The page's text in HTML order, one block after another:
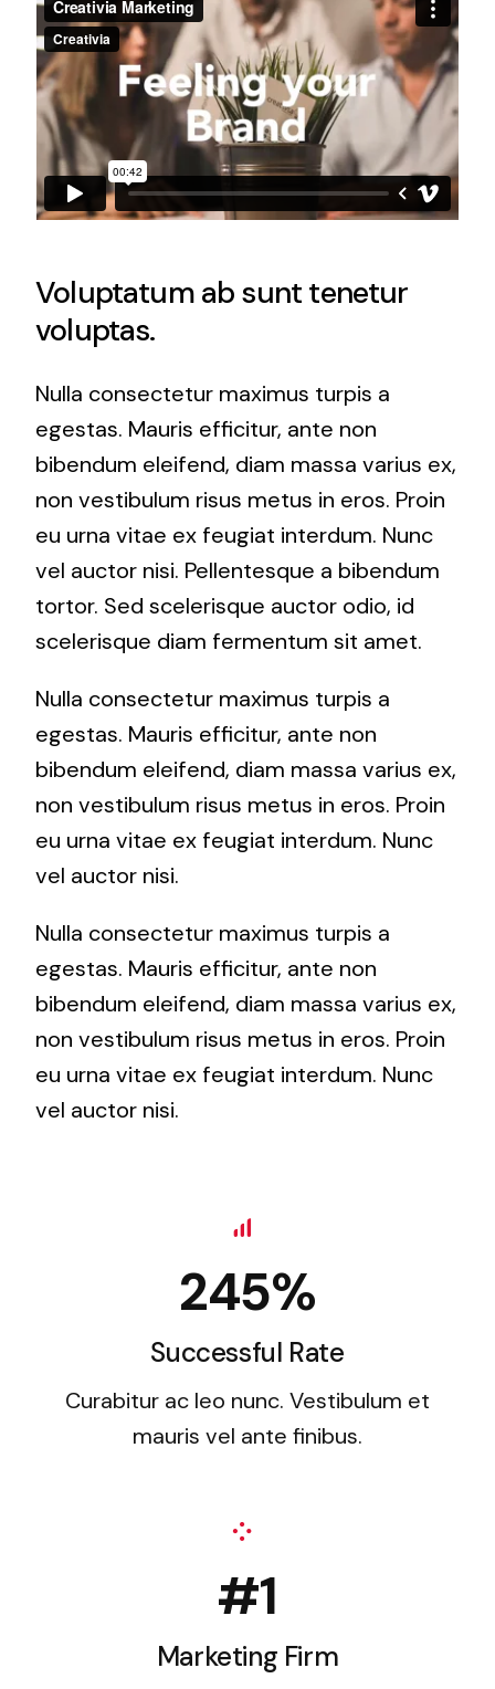
Voluptatum ab sunt tenetur
voluptas.
Nulla consectetur maximus turpis a
egestas. Mauris efficitur, ante non
bibendum eleifend, diam massa varius ex,
non vestibulum risus metus in eros. Proin
eu urna vitae ex feugiat interdum. Nunc
vel auctor nisi. Pellentesque a bibendum
tortor. Sed scelerisque auctor odio, id
scelerisque diam fermentum sit amet.
Nulla consectetur maximus turpis a
egestas. Mauris efficitur, ante non
bibendum eleifend, diam massa varius ex,
non vestibulum risus metus in eros. Proin
eu urna vitae ex feugiat interdum. Nunc
vel auctor nisi.
Nulla consectetur maximus turpis a
egestas. Mauris efficitur, ante non
bibendum eleifend, diam massa varius ex,
non vestibulum risus metus in eros. Proin
eu urna vitae ex feugiat interdum. Nunc
vel auctor nisi.
245%
Successful Rate
Curabitur ac leo nunc. Vestibulum et
mauris vel ante finibus.
#1
Marketing Firm